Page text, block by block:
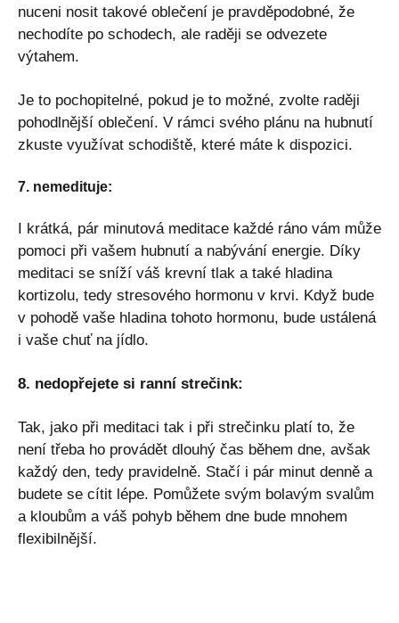
nuceni nosit takové oblečení je pravděpodobné, že
nechodíte po schodech, ale raději se odvezete
výtahem.
Je to pochopitelné, pokud je to možné, zvolte raději
pohodlnější oblečení. V rámci svého plánu na hubnutí
zkuste využívat schodiště, které máte k dispozici.
7. nemedituje:
I krátká, pár minutová meditace každé ráno vám může
pomoci při vašem hubnutí a nabývání energie. Díky
meditaci se sníží váš krevní tlak a také hladina
kortizolu, tedy stresového hormonu v krvi. Když bude
v pohodě vaše hladina tohoto hormonu, bude ustálená
i vaše chuť na jídlo.
8. nedopřejete si ranní strečink:
Tak, jako při meditaci tak i při strečinku platí to, že
není třeba ho provádět dlouhý čas během dne, avšak
každý den, tedy pravidelně. Stačí i pár minut denně a
budete se cítit lépe. Pomůžete svým bolavým svalům
a kloubům a váš pohyb během dne bude mnohem
flexibilnější.